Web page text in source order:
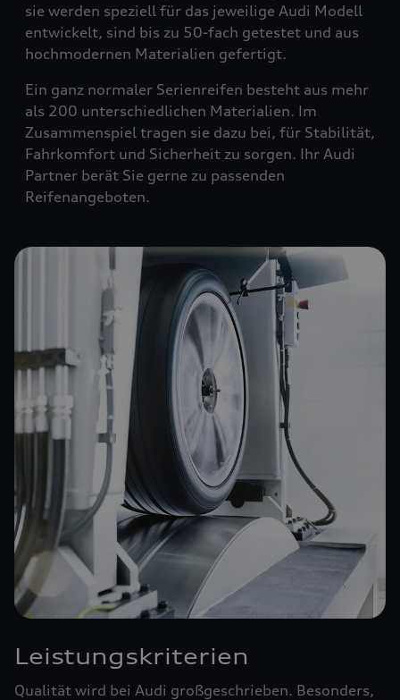
sie werden speziell für das jeweilige Audi Modell
entwickelt, sind bis zu 50-fach getestet und aus
hochmodernen Materialien gefertigt.
Ein ganz normaler Serienreifen besteht aus mehr
als 200 unterschiedlichen Materialien. Im
Zusammenspiel tragen sie dazu bei, für Stabilität,
Fahrkomfort und Sicherheit zu sorgen. Ihr Audi
Partner berät Sie gerne zu passenden
Reifenangeboten.
Leistungskriterien
Qualität wird bei Audi großgeschrieben. Besonders,